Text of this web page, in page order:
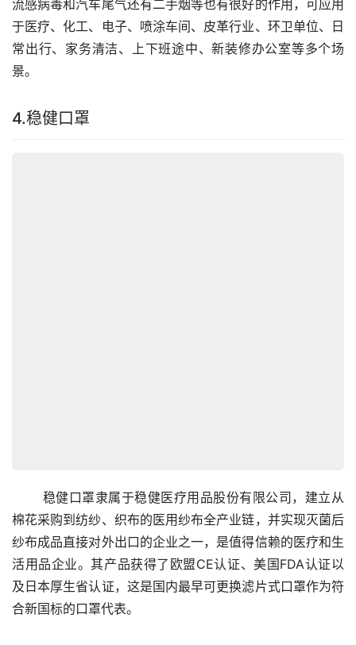
流感病毒和汽车尾气还有二手烟等也有很好的作用，可应用
于医疗、化工、电子、喷涂车间、皮革行业、环卫单位、日
常出行、家务清洁、上下班途中、新装修办公室等多个场
景。
4.稳健口罩
稳健口罩隶属于稳健医疗用品股份有限公司，建立从
棉花采购到纺纱、织布的医用纱布全产业链，并实现灭菌后
纱布成品直接对外出口的企业之一，是值得信赖的医疗和生
活用品企业。其产品获得了欧盟CE认证、美国FDA认证以
及日本厚生省认证，这是国内最早可更换滤片式口罩作为符
合新国标的口罩代表。